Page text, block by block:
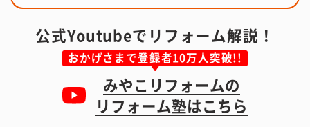
公式Youtubeでリフォーム解説！
おかげさまで登録者10万人突破!!
みやこリフォームの
リフォーム塾はこちら